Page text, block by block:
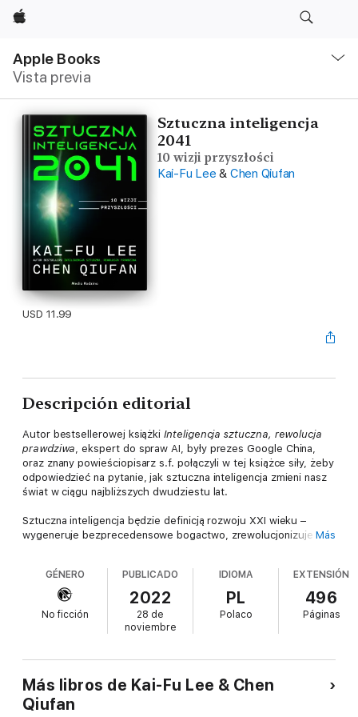
Apple
Apple Books
Vista previa
local
Abrir
Sztuczna inteligencja
2041
10 wizji przyszłości
Kai-Fu Lee & Chen Qiufan
USD 11.99
Descripción editorial
Autor bestsellerowej książkiInteligencja sztuczna, rewolucja
prawdziwa , ekspert do spraw AI, były prezes Google China,
oraz znany powieściopisarz s.f. połączyli w tej książce siły, żeby
odpowiedzieć na pytanie, jak sztuczna inteligencja zmieni nasz
świat w ciągu najbliższych dwudziestu lat.
Sztuczna inteligencja będzie definicją rozwoju XXI wieku –
wygeneruje bezprecedensowe bogactwo, zrewolucjonizuje
uwalniając nas od rutynowej pracy, zakwestionuje także zasady
organizacyjne naszego ładu gospodarczego i społecznego i
przyniesie nowe zagrożenia w postaci autonomicznej broni i
inteligentnej technologii. W tym prowokacyjnym i oryginalnym
dziele w dziesięciu porywających opowiadaniach, osadzonych
Más
GÉNERO
No ficción
PUBLICADO
2022
28 de
noviembre
IDIOMA
PL
Polaco
EXTENSIÓN
496
Páginas
Más libros de Kai-Fu Lee & Chen
Qiufan